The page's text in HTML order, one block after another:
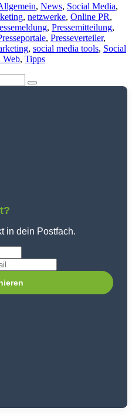
, News, Social Media,
, netzwerke, Online PR,
, Pressemitteilung,
, Presseverteiler,
, social media tools, Social
Web, Tipps
in dein Postfach.